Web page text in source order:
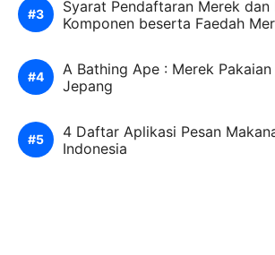
Syarat Pendaftaran Merek dan
Komponen beserta Faedah
A Bathing Ape : Merek
Jepang
4 Daftar Aplikasi Pesan
Indonesia